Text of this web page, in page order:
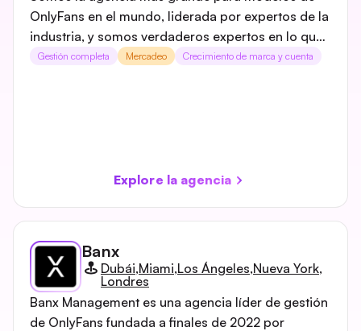
OnlyFans en el mundo, liderada por expertos de la
industria, y somos verdaderos expertos en lo que
hacemos. Nuestras modelos superan
Gestión completa Mercadeo Crecimiento de marca y cuenta
Explore la agencia
Banx
Dubái,Miami,Los Ángeles,Nueva York,
Londres
Banx Management es una agencia líder de gestión
de OnlyFans fundada a finales de 2022 por